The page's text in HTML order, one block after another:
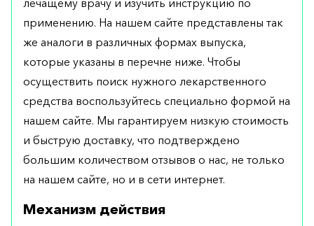
лечащему врачу и изучить инструкцию по
применению. На нашем сайте представлены так
же аналоги в различных формах выпуска,
которые указаны в перечне ниже. Чтобы
осуществить поиск нужного лекарственного
средства воспользуйтесь специально формой на
нашем сайте. Мы гарантируем низкую стоимость
и быструю доставку, что подтверждено
большим количеством отзывов о нас, не только
на нашем сайте, но и в сети интернет.
Механизм действия